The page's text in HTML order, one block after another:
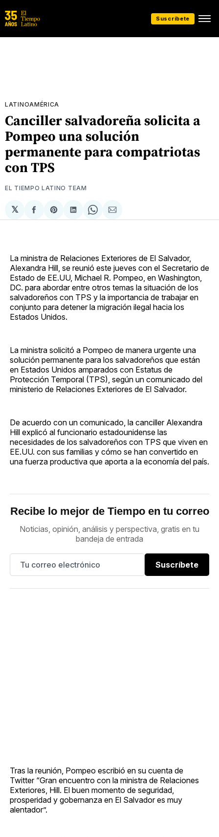
Suscríbete
LATINOAMÉRICA
Canciller salvadoreña solicita a
Pompeo una solución
permanente para compatriotas
con TPS
EL TIEMPO LATINO TEAM
𝕏
Compartir
en
Share
on
Compartir
en
Share
on
Compartir
via
La ministra de Relaciones Exteriores de El Salvador,
Alexandra Hill, se reunió este jueves con el Secretario de
Estado de EE.UU, Michael R. Pompeo, en Washington,
DC. para abordar entre otros temas la situación de los
salvadoreños con TPS y la importancia de trabajar en
conjunto para detener la migración ilegal hacia los
Estados Unidos.
La ministra solicitó a Pompeo de manera urgente una
solución permanente para los salvadoreños que están
en Estados Unidos amparados con Estatus de
Protección Temporal (TPS), según un comunicado del
ministerio de Relaciones Exteriores de El Salvador.
De acuerdo con un comunicado, la canciller Alexandra
Hill explicó al funcionario estadounidense las
necesidades de los salvadoreños con TPS que viven en
EE.UU. con sus familias y cómo se han convertido en
una fuerza productiva que aporta a la economía del país.
Recibe lo mejor de Tiempo en tu correo
Noticias, opinión, análisis y perspectiva, gratis en tu
bandeja de entrada
Suscríbete
Tras la reunión, Pompeo escribió en su cuenta de
Twitter “Gran encuentro con la ministra de Relaciones
Exteriores, Hill. El buen momento de seguridad,
prosperidad y gobernanza en El Salvador es muy
alentador”.